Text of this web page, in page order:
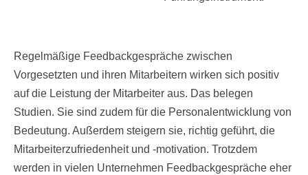
Regelmäßige Feedbackgespräche zwischen
Vorgesetzten und ihren Mitarbeitern wirken sich positiv
auf die Leistung der Mitarbeiter aus. Das belegen
Studien. Sie sind zudem für die Personalentwicklung von
Bedeutung. Außerdem steigern sie, richtig geführt, die
Mitarbeiterzufriedenheit und -motivation. Trotzdem
werden in vielen Unternehmen Feedbackgespräche eher